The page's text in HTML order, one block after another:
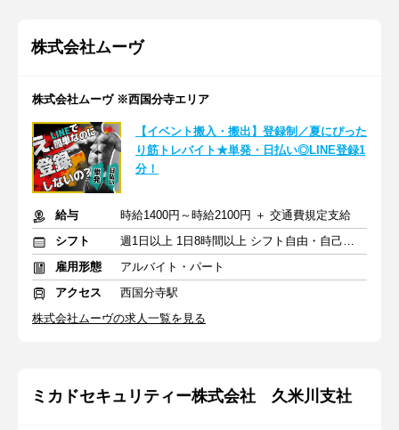
株式会社ムーヴ
株式会社ムーヴ ※西国分寺エリア
【イベント搬入・搬出】登録制／夏にぴった
り筋トレバイト★単発・日払い◎LINE登録1
分！
給与
時給1400円～時給2100円 ＋ 交通費規定支給
シフト
週1日以上 1日8時間以上 シフト自由・自己申告
雇用形態
アルバイト・パート
アクセス
西国分寺駅
株式会社ムーヴの求人一覧を見る
ミカドセキュリティー株式会社 久米川支社